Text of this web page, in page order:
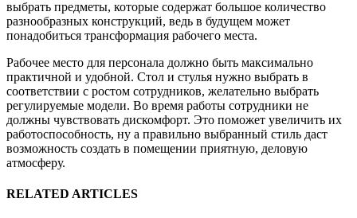
выбрать предметы, которые содержат большое количество
разнообразных конструкций, ведь в будущем может
понадобиться трансформация рабочего места.
Рабочее место для персонала должно быть максимально
практичной и удобной. Стол и стулья нужно выбрать в
соответствии с ростом сотрудников, желательно выбрать
регулируемые модели. Во время работы сотрудники не
должны чувствовать дискомфорт. Это поможет увеличить их
работоспособность, ну а правильно выбранный стиль даст
возможность создать в помещении приятную, деловую
атмосферу.
RELATED ARTICLES